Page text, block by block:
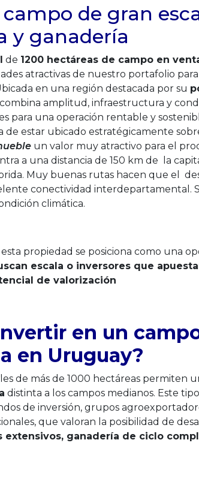
de gran
y ganadería
de 1200 hectáreas de campo en
atractivas de nuestro portafolio
en una región destacada por su
combina amplitud, infraestructura y
para una operación rentable y
de estar ubicado estratégicamente
un valor muy atractivo para el
a una distancia de 150 km de la
Muy buenas rutas hacen que el
conectividad interdepartamental.
climática.
propiedad se posiciona como una
escala o inversores que
de valorización
en un
en Uruguay?
de más de 1000 hectáreas permiten
distinta a los campos medianos. Este
de inversión, grupos
que valoran la posibilidad de
extensivos, ganadería de ciclo